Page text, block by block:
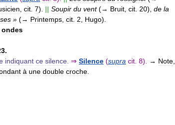
, cit. 7). || Soupir du vent (→ Bruit, cit. 20), de la
» (→ Printemps, cit. 2, Hugo).
ondes
.
indiquant ce silence. ⇒ Silence (supra cit. 8). → Note,
à une double croche.